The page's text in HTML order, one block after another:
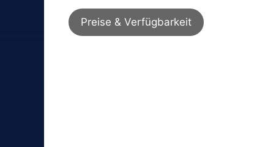
Preise & Verfügbarkeit